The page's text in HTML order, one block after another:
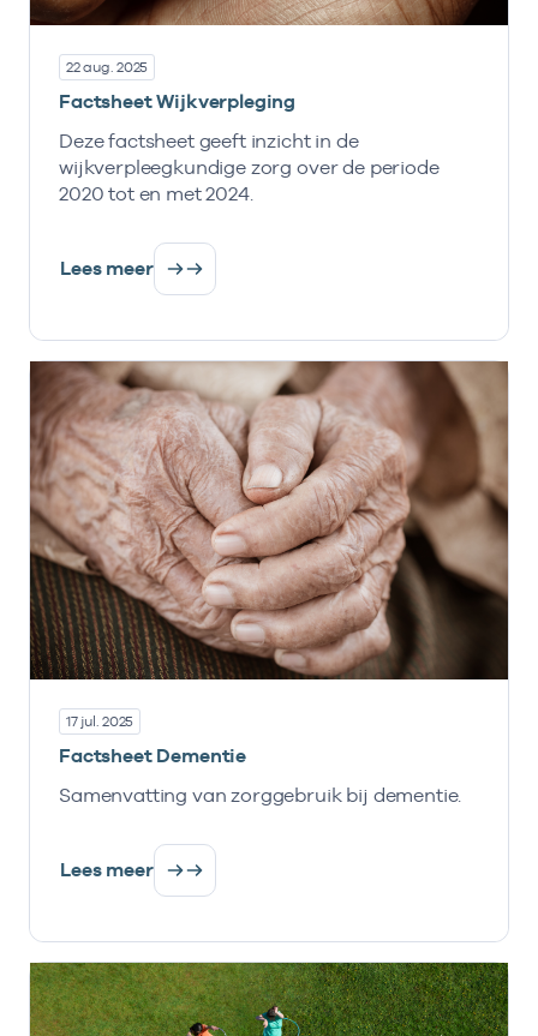
22 aug. 2025
Factsheet Wijkverpleging
Deze factsheet geeft inzicht in de
wijkverpleegkundige zorg over de periode
2020 tot en met 2024.
Lees meer
17 jul. 2025
Factsheet Dementie
Samenvatting van zorggebruik bij dementie.
Lees meer